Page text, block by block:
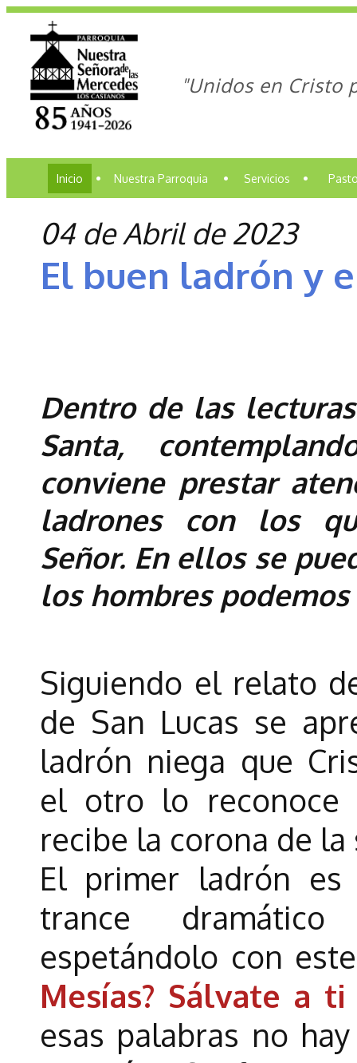
"Unidos en Cristo
Inicio • Nuestra Parroquia • Servicios •
04 de Abril de 2023
El buen ladrón y
Dentro de las
Santa,
conviene prestar
ladrones con los
Señor. En ellos se
los hombres
Siguiendo el relato
de San Lucas se
ladrón niega que
el otro lo
recibe la corona de la
El primer ladrón
trance
espetándolo con
Mesías? Sálvate a
esas palabras no